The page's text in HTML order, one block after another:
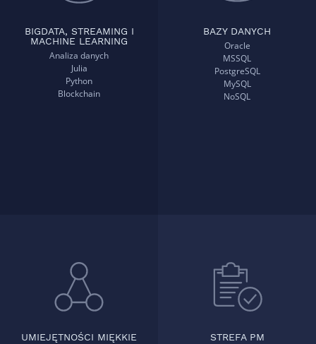
BIGDATA, STREAMING I
MACHINE LEARNING
Analiza danych
Julia
Python
Blockchain
BAZY DANYCH
Oracle
MSSQL
PostgreSQL
MySQL
NoSQL
UMIEJĘTNOŚCI MIĘKKIE STREFA PM